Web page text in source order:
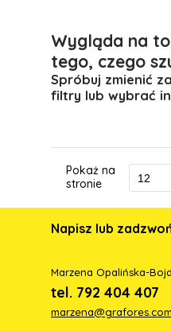
Wygląda na
tego, czego
Spróbuj zmienić
filtry lub wybrać
Pokaż na
stronie
Napisz lub
Marzena Opalińska-
tel. 792 404 407